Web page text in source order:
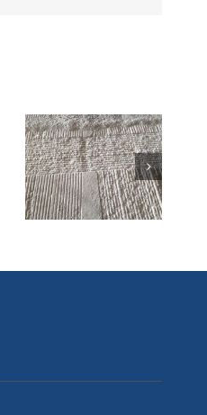
Großprojekt
Zoobrücke KVB
Haltestelle
Betonsägen, Köln